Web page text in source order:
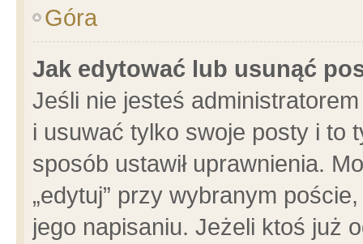
Góra
Jak edytować lub usunąć
Jeśli nie jesteś
i usuwać tylko swoje posty i to
sposób ustawił uprawnienia.
„edytuj” przy wybranym
jego napisaniu. Jeżeli ktoś już